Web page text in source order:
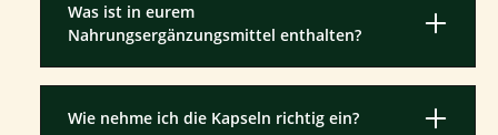
Was ist in eurem
Nahrungsergänzungsmittel enthalten?
Wie nehme ich die Kapseln richtig ein?